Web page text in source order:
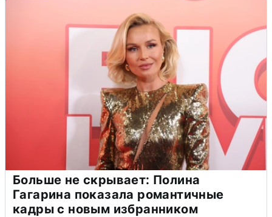
Больше не скрывает: Полина
Гагарина показала романтичные
кадры с новым избранником